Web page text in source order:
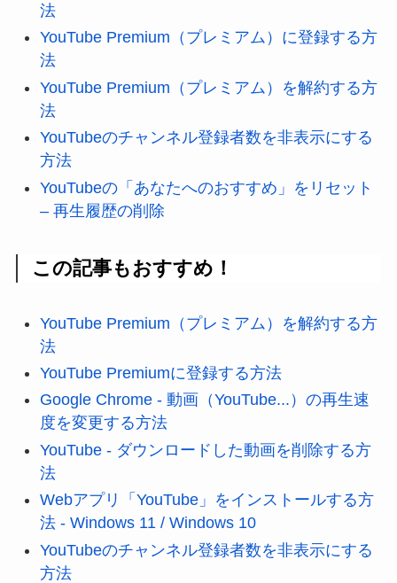
法
YouTube Premium（プレミアム）に登録する方
法
YouTube Premium（プレミアム）を解約する方
法
YouTubeのチャンネル登録者数を非表示にする
方法
YouTubeの「あなたへのおすすめ」をリセット
– 再生履歴の削除
この記事もおすすめ！
YouTube Premium（プレミアム）を解約する方
法
YouTube Premiumに登録する方法
Google Chrome - 動画（YouTube...）の再生速
度を変更する方法
YouTube - ダウンロードした動画を削除する方
法
Webアプリ「YouTube」をインストールする方
法 - Windows 11 / Windows 10
YouTubeのチャンネル登録者数を非表示にする
方法